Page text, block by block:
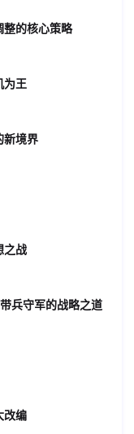
整的核心策略
为王
新境界
之战
兵守军的战略之道
改编